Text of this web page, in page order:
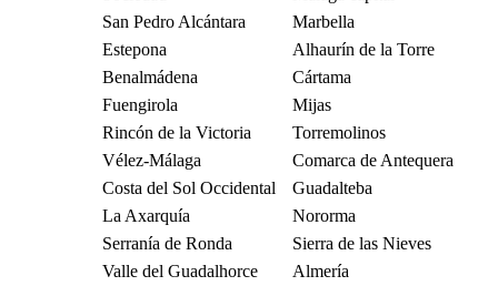
San Pedro Alcántara
Marbella
Estepona
Alhaurín de la Torre
Benalmádena
Cártama
Fuengirola
Mijas
Rincón de la Victoria
Torremolinos
Vélez-Málaga
Comarca de Antequera
Costa del Sol Occidental
Guadalteba
La Axarquía
Nororma
Serranía de Ronda
Sierra de las Nieves
Valle del Guadalhorce
Almería